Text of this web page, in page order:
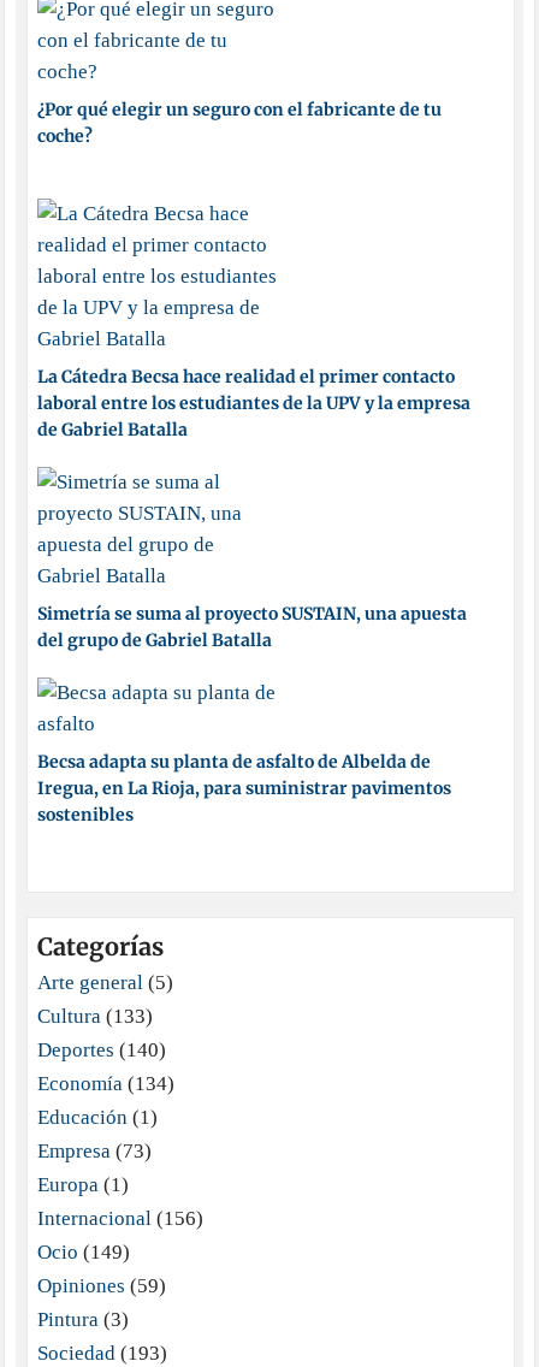
¿Por qué elegir un seguro con el fabricante de tu
coche?
La Cátedra Becsa hace realidad el primer contacto
laboral entre los estudiantes de la UPV y la empresa
de Gabriel Batalla
Simetría se suma al proyecto SUSTAIN, una apuesta
del grupo de Gabriel Batalla
Becsa adapta su planta de asfalto de Albelda de
Iregua, en La Rioja, para suministrar pavimentos
sostenibles
Categorías
Arte general(5)
Cultura(133)
Deportes (140)
Economía(134)
Educación(1)
Empresa(73)
Europa(1)
Internacional(156)
Ocio (149)
Opiniones (59)
Pintura(3)
Sociedad(193)